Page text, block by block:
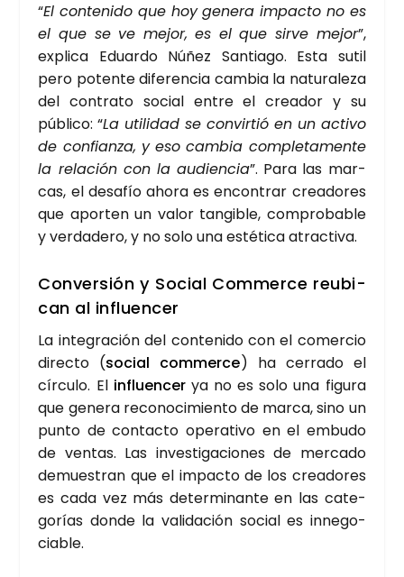
“El con­te­ni­do que hoy gene­ra impac­to no es
el que se ve mejor, es el que sir­ve mejor”,
expli­ca Eduar­do Núñez San­tia­go. Esta sutil
pero poten­te dife­ren­cia cam­bia la natu­ra­le­za
del con­tra­to social entre el crea­dor y su
públi­co: “La uti­li­dad se con­vir­tió en un acti­vo
de con­fian­za, y eso cam­bia com­ple­ta­men­te
la rela­ción con la audien­cia”. Para las mar­
cas, el desa­fío aho­ra es encon­trar crea­do­res
que apor­ten un valor tan­gi­ble, com­pro­ba­ble
y ver­da­de­ro, y no solo una esté­ti­ca atrac­ti­va.
Con­ver­sión y Social Com­mer­ce reubi­
can al influen­cer
La inte­gra­ción del con­te­ni­do con el comer­cio
direc­to (social com­mer­ce) ha cerra­do el
círcu­lo. El influen­cerya no es solo una figu­ra
que gene­ra reco­no­ci­mien­to de mar­ca, sino un
pun­to de con­tac­to ope­ra­ti­vo en el embu­do
de ven­tas. Las inves­ti­ga­cio­nes de mer­ca­do
demues­tran que el impac­to de los crea­do­res
es cada vez más deter­mi­nan­te en las cate­
go­rías don­de la vali­da­ción social es inne­go­
cia­ble.